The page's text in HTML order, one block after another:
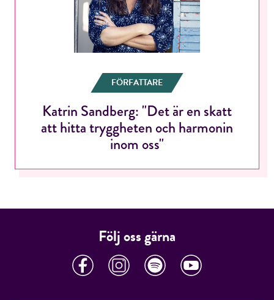
RÖSTA
Jag accepterar villkoren.
FÖRFATTARE
Katrin Sandberg: "Det är en skatt
att hitta tryggheten och harmonin
inom oss"
Följ oss gärna